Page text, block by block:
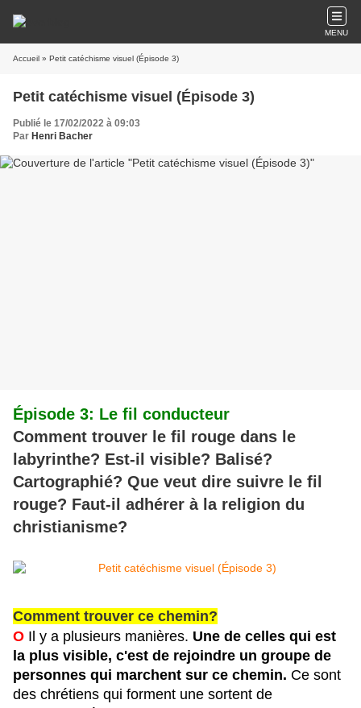
MENU
Accueil » Petit catéchisme visuel (Épisode 3)
Petit catéchisme visuel (Épisode 3)
Publié le 17/02/2022 à 09:03
Par Henri Bacher
Épisode 3: Le fil conducteur
Comment trouver le fil rouge dans le
labyrinthe? Est-il visible? Balisé?
Cartographié? Que veut dire suivre le fil
rouge? Faut-il adhérer à la religion du
christianisme?
Comment trouver ce chemin?
O Il y a plusieurs manières. Une de celles qui est
la plus visible, c'est de rejoindre un groupe de
personnes qui marchent sur ce chemin. Ce sont
des chrétiens qui forment une sortent de